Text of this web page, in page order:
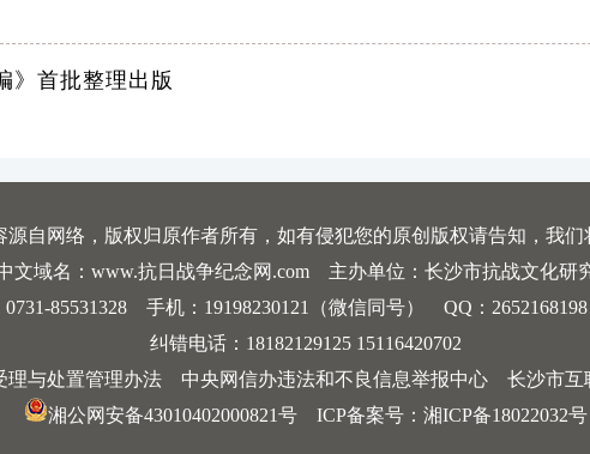
》首批整理出版
源自网络，版权归原作者所有，如有侵犯您的原创版权请告知，我们
文域名：www.抗日战争纪念网.com 主办单位：长沙市抗战文化研
85531328 手机：19198230121（微信同号） QQ：
纠错电话：18182129125 15116420702
理与处置管理办法
中央网信办违法和不良信息举报中心
长沙市互
湘公网安备43010402000821号 ICP备案号： 湘ICP备18022032号